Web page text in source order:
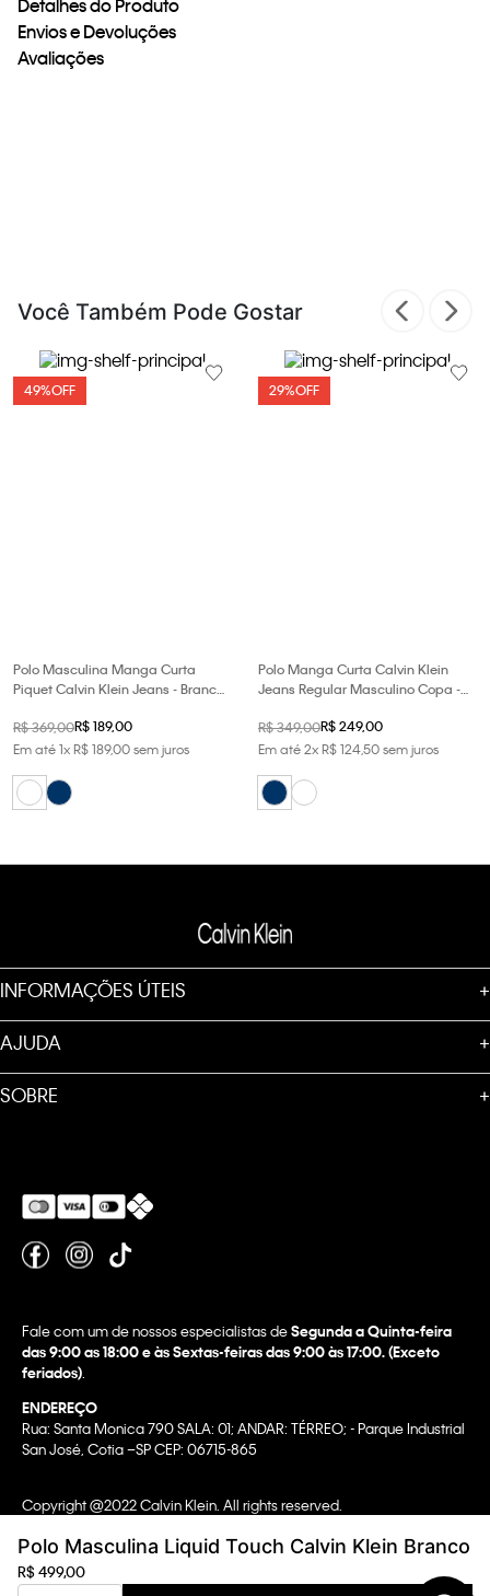
Envios e Devoluções
Avaliações
Polo Masculina Liquid Touch Calvin Klein Branco
R$499,00
Você Também Pode Gostar
49%OFF
Polo Masculina Manga Curta
Piquet Calvin Klein Jeans - Branco
R$369,00R$189,00
Em até1xR$189,00sem juros
29%OFF
Polo Manga Curta Calvin Klein
Jeans Regular Masculino Copa -
R$349,00R$249,00
Em até2xR$12450sem juros
INFORMAÇÕES ÚTEIS +
AJUDA +
SOBRE +
Fale com um de nossos especialistas deSegunda a Quinta-feira
das 9:00 as 18:00 e às Sextas-feiras das 9:00 às 17:00. (Exceto
feriados)
ENDEREÇO
Rua: Santa Monica 790 SALA: 01; ANDAR: TÉRREO; - Parque Industrial
San José, Cotia –SP CEP: 06715-865
Copyright @2022 Calvin Klein. All rights reserved.
CNPJ 07.296.319/0058-90